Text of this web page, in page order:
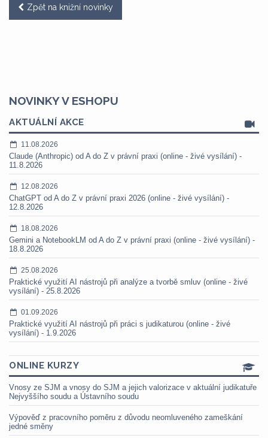
Zpět na knižní novinky
NOVINKY V ESHOPU
AKTUÁLNÍ AKCE
11.08.2026
Claude (Anthropic) od A do Z v právní praxi (online - živé vysílání) -
11.8.2026
12.08.2026
ChatGPT od A do Z v právní praxi 2026 (online - živé vysílání) -
12.8.2026
18.08.2026
Gemini a NotebookLM od A do Z v právní praxi (online - živé vysílání) -
18.8.2026
25.08.2026
Praktické využití AI nástrojů při analýze a tvorbě smluv (online - živé
vysílání) - 25.8.2026
01.09.2026
Praktické využití AI nástrojů při práci s judikaturou (online - živé
vysílání) - 1.9.2026
ONLINE KURZY
Vnosy ze SJM a vnosy do SJM a jejich valorizace v aktuální judikatuře
Nejvyššího soudu a Ústavního soudu
Výpověď z pracovního poměru z důvodu neomluveného zameškání
jedné směny